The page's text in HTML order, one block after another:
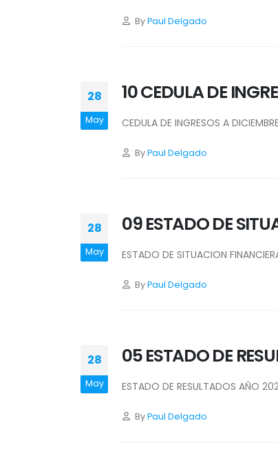
ByPaul Delgado
28
May
10 CEDULA DE
CEDULA DE INGRESOS A
ByPaul Delgado
28
May
09 ESTADO DE
ESTADO DE SITUACION
ByPaul Delgado
28
May
05 ESTADO DE
ESTADO DE RESULTADOS AÑO
ByPaul Delgado